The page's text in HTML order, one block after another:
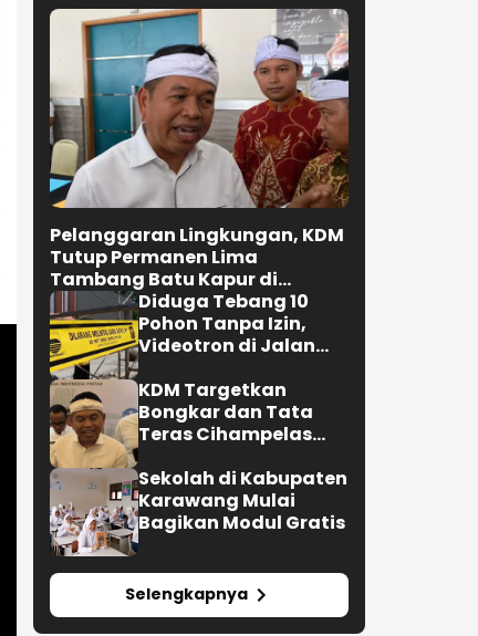
Pelanggaran Lingkungan, KDM
Tutup Permanen Lima
Tambang Batu Kapur di
Cipatat Diduga Tebang 10
Pohon Tanpa Izin,
Videotron di Jalan
Bandung Disegel
KDM Targetkan
Bongkar dan Tata
Teras Cihampelas
Sekolah di Kabupaten
Karawang Mulai
Bagikan Modul Gratis
Selengkapnya